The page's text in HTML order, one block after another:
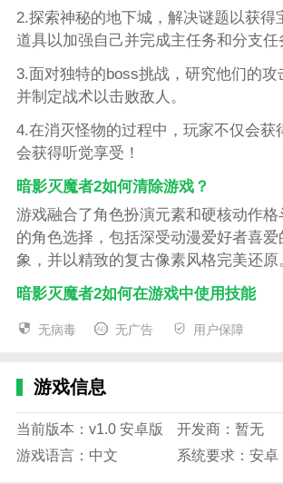
2.探索神秘的地下城，解决谜题以获得
道具以加强自己并完成主任务和分支任
3.面对独特的boss挑战，研究他们的攻
并制定战术以击败敌人。
4.在消灭怪物的过程中，玩家不仅会获
会获得听觉享受！
暗影灭魔者2如何清除游戏？
游戏融合了角色扮演元素和硬核动作格
的角色选择，包括深受动漫爱好者喜
象，并以精致的复古像素风格完美还原
暗影灭魔者2如何在游戏中使用技能
1.丰富的战斗系统:游戏中的战斗系统
要根据不同的敌人和关卡设计合适的
2、强大的魔法能力:玩家可以学习和使
法，包括火球、闪电、冰冻等。，才能
3.丰富的任务系统:游戏中有各种任务和
成，包括击败强大的敌人和寻找丢失的
无病毒 无广告 用户保障
游戏信息
当前版本：v1.0 安卓版
开发商：暂无
游戏语言：中文
系统要求：安卓